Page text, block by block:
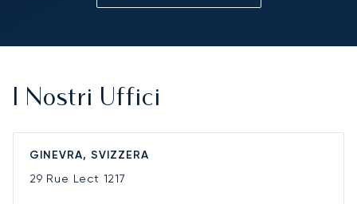
I Nostri Uffici
GINEVRA, SVIZZERA
29 Rue Lect 1217